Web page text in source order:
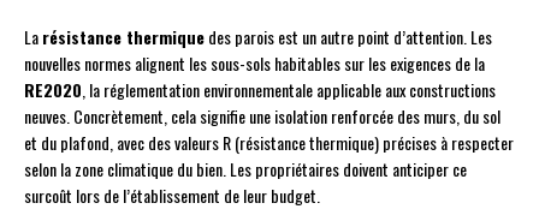
Larésistance thermiquedes parois est un autre point d’attention. Les
nouvelles normes alignent les sous-sols habitables sur les exigences de la
RE2020 , la réglementation environnementale applicable aux constructions
neuves. Concrètement, cela signifie une isolation renforcée des murs, du sol
et du plafond, avec des valeurs R (résistance thermique) précises à respecter
selon la zone climatique du bien. Les propriétaires doivent anticiper ce
surcoût lors de l’établissement de leur budget.